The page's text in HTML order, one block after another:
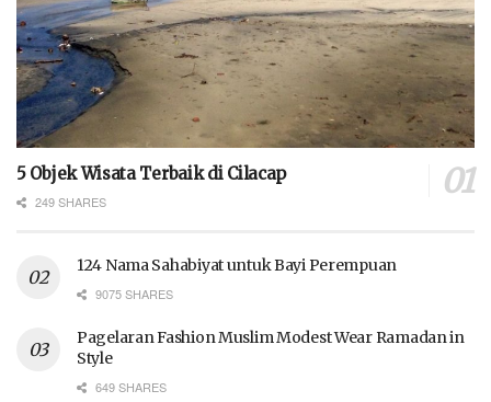
5 Objek Wisata Terbaik di Cilacap
249 SHARES
124 Nama Sahabiyat untuk Bayi Perempuan
9075 SHARES
Pagelaran Fashion Muslim Modest Wear Ramadan in
Style
649 SHARES